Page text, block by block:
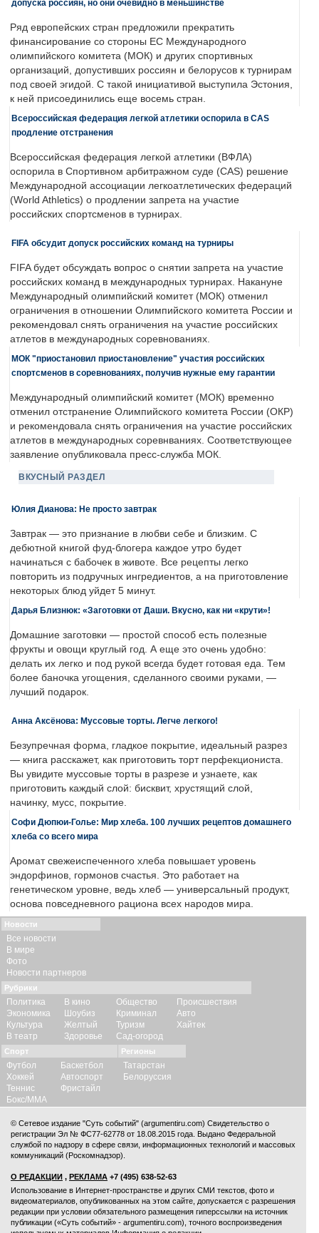
допуска россиян, но они очевидно в меньшинстве
Ряд европейских стран предложили прекратить
финансирование со стороны ЕС Международного
олимпийского комитета (МОК) и других спортивных
организаций, допустивших россиян и белорусов к турнирам
под своей эгидой. С такой инициативой выступила Эстония,
к ней присоединились еще восемь стран.
Всероссийская федерация легкой атлетики оспорила в CAS
продление отстранения
Всероссийская федерация легкой атлетики (ВФЛА)
оспорила в Спортивном арбитражном суде (CAS) решение
Международной ассоциации легкоатлетических федераций
(World Athletics) о продлении запрета на участие
российских спортсменов в турнирах.
FIFA обсудит допуск российских команд на турниры
FIFA будет обсуждать вопрос о снятии запрета на участие
российских команд в международных турнирах. Накануне
Международный олимпийский комитет (МОК) отменил
ограничения в отношении Олимпийского комитета России и
рекомендовал снять ограничения на участие российских
атлетов в международных соревнованиях.
МОК "приостановил приостановление" участия российских
спортсменов в соревнованиях, получив нужные ему гарантии
Международный олимпийский комитет (МОК) временно
отменил отстранение Олимпийского комитета России (ОКР)
и рекомендовала снять ограничения на участие российских
атлетов в международных соревнваниях. Соответствующее
заявление опубликовала пресс-служба МОК.
ВКУСНЫЙ РАЗДЕЛ
Юлия Дианова: Не просто завтрак
Завтрак — это признание в любви себе и близким. С
дебютной книгой фуд-блогера каждое утро будет
начинаться с бабочек в животе. Все рецепты легко
повторить из подручных ингредиентов, а на приготовление
некоторых блюд уйдет 5 минут.
Дарья Близнюк: «Заготовки от Даши. Вкусно, как ни «крути»!
Домашние заготовки — простой способ есть полезные
фрукты и овощи круглый год. А еще это очень удобно:
делать их легко и под рукой всегда будет готовая еда. Тем
более баночка угощения, сделанного своими руками, —
лучший подарок.
Анна Аксёнова: Муссовые торты. Легче легкого!
Безупречная форма, гладкое покрытие, идеальный разрез
— книга расскажет, как приготовить торт перфекциониста.
Вы увидите муссовые торты в разрезе и узнаете, как
приготовить каждый слой: бисквит, хрустящий слой,
начинку, мусс, покрытие.
Софи Дюпюи-Голье: Мир хлеба. 100 лучших рецептов домашнего
хлеба со всего мира
Аромат свежеиспеченного хлеба повышает уровень
эндорфинов, гормонов счастья. Это работает на
генетическом уровне, ведь хлеб — универсальный продукт,
основа повседневного рациона всех народов мира.
Новости
Все новости
В мире
Фото
Новости партнеров
Рубрики
Политика
Экономика
Культура
В театр
В кино
Шоубиз
Желтый
Здоровье
Общество
Криминал
Туризм
Сад-огород
Происшествия
Авто
Хайтек
Спорт
Футбол
Хоккей
Теннис
Бокс/ММА
Баскетбол
Автоспорт
Фристайл
Регионы
Татарстан
Белоруссия
© Сетевое издание "Суть событий" (argumentiru.com) Свидетельство о
регистрации Эл № ФС77-62778 от 18.08.2015 года. Выдано Федеральной
службой по надзору в сфере связи, информационных технологий и массовых
коммуникаций (Роскомнадзор).
О РЕДАКЦИИ , РЕКЛАМА +7 (495) 638-52-63
Использование в Интернет-пространстве и других СМИ текстов, фото и
видеоматериалов, опубликованных на этом сайте, допускается с разрешения
редакции при условии обязательного размещения гиперссылки на источник
публикации («Суть событий» - argumentiru.com), точного воспроизведения